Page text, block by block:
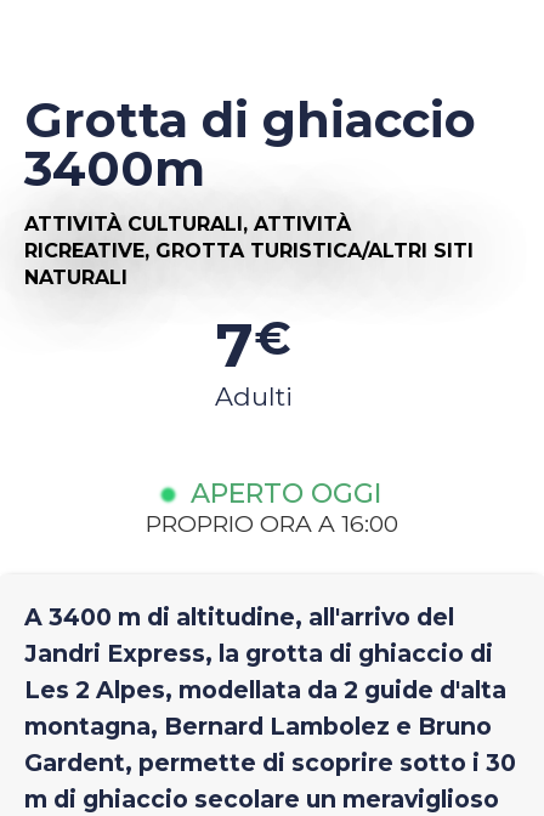
Grotta di ghiaccio
3400m
ATTIVITÀ CULTURALI, ATTIVITÀ
RICREATIVE, GROTTA TURISTICA/ALTRI SITI
NATURALI
7€
Adulti
APERTO OGGI
PROPRIO ORA A 16:00
A 3400 m di altitudine, all'arrivo del
Jandri Express, la grotta di ghiaccio di
Les 2 Alpes, modellata da 2 guide d'alta
montagna, Bernard Lambolez e Bruno
Gardent, permette di scoprire sotto i 30
m di ghiaccio secolare un meraviglioso